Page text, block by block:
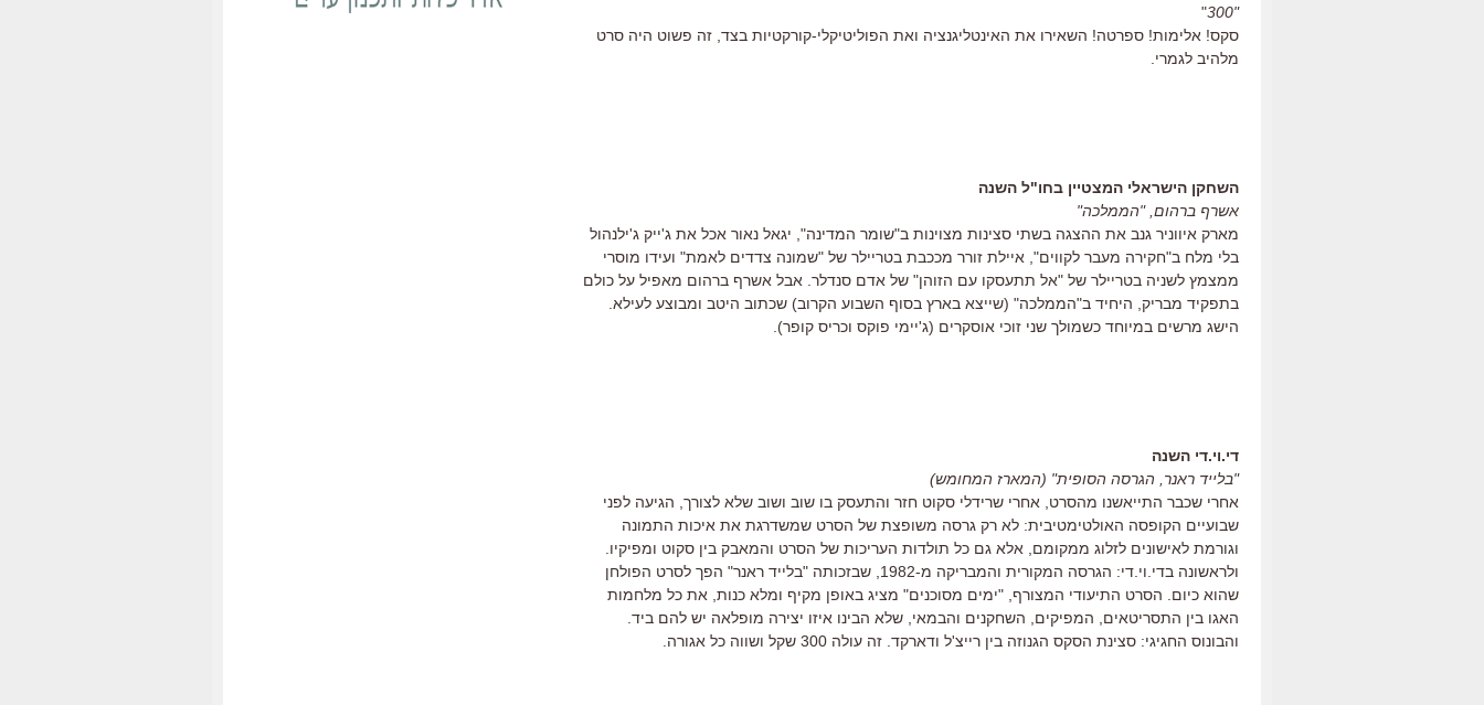
"300
"
סקס! אלימות! ספרטה! השאירו את האינטליגנציה ואת הפוליטיקלי-קורקטיות בצד, זה פשוט היה סרט
מלהיב לגמרי.
השחקן הישראלי המצטיין בחו"ל השנה
אשרף ברהום, "הממלכה"
מארק איווניר גנב את ההצגה בשתי סצינות מצוינות ב"שומר המדינה", יגאל נאור אכל את ג'ייק ג'ילנהול
בלי מלח ב"חקירה מעבר לקווים", איילת זורר מככבת בטריילר של "שמונה צדדים לאמת" ועידו מוסרי
ממצמץ לשניה בטריילר של "אל תתעסקו עם הזוהן" של אדם סנדלר. אבל אשרף ברהום מאפיל על כולם
בתפקיד מבריק, היחיד ב"הממלכה" (שייצא בארץ בסוף השבוע הקרוב) שכתוב היטב ומבוצע לעילא.
הישג מרשים במיוחד כשמולך שני זוכי אוסקרים (ג'יימי פוקס וכריס קופר).
די.וי.די השנה
"בלייד ראנר, הגרסה הסופית" (המארז המחומש)
אחרי שכבר התייאשנו מהסרט, אחרי שרידלי סקוט חזר והתעסק בו שוב ושוב שלא לצורך, הגיעה לפני
שבועיים הקופסה האולטימטיבית: לא רק גרסה משופצת של הסרט שמשדרגת את איכות התמונה
וגורמת לאישונים לזלוג ממקומם, אלא גם כל תולדות העריכות של הסרט והמאבק בין סקוט ומפיקיו.
ולראשונה בדי.וי.די: הגרסה המקורית והמבריקה מ-1982, שבזכותה "בלייד ראנר" הפך לסרט הפולחן
שהוא כיום. הסרט התיעודי המצורף, "ימים מסוכנים" מציג באופן מקיף ומלא כנות, את כל מלחמות
האגו בין התסריטאים, המפיקים, השחקנים והבמאי, שלא הבינו איזו יצירה מופלאה יש להם ביד.
והבונוס החגיגי: סצינת הסקס הגנוזה בין רייצ'ל ודארקד. זה עולה 300 שקל ושווה כל אגורה.